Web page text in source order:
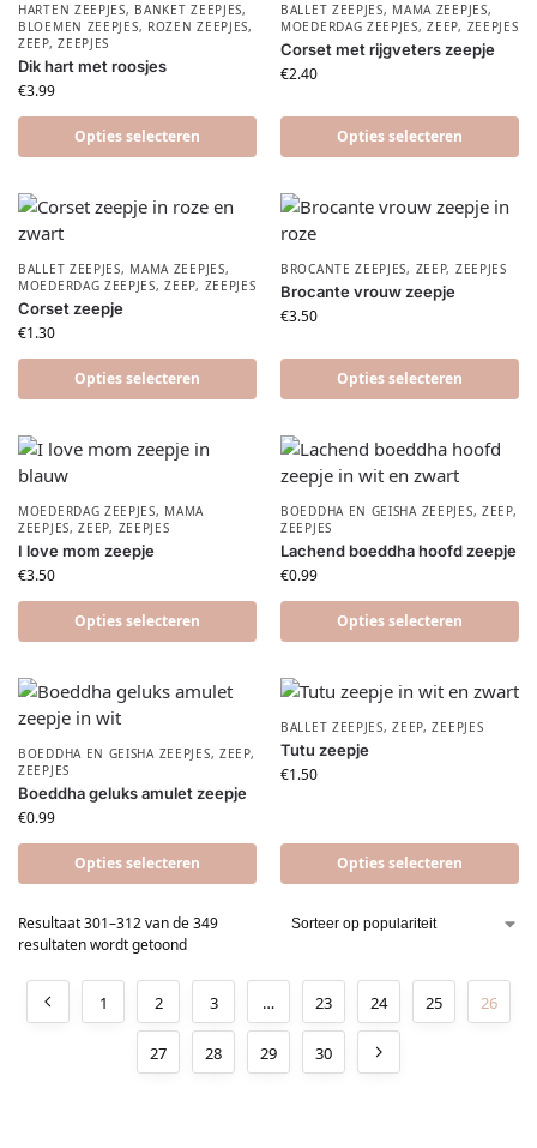
HARTEN ZEEPJES, BANKET ZEEPJES,
BLOEMEN ZEEPJES, ROZEN ZEEPJES,
ZEEP,ZEEPJES
Dik hart met roosjes
€3.99
Opties selecteren
BALLET ZEEPJES, MAMA ZEEPJES,
MOEDERDAG ZEEPJES,ZEEP, ZEEPJES
Corset met rijgveters zeepje
€2.40
Opties selecteren
BALLET ZEEPJES, MAMA ZEEPJES,
MOEDERDAG ZEEPJES,ZEEP, ZEEPJES
Corset zeepje
€1.30
Opties selecteren
BROCANTE ZEEPJES, ZEEP, ZEEPJES
Brocante vrouw zeepje
€3.50
Opties selecteren
MOEDERDAG ZEEPJES, MAMA
ZEEPJES,ZEEP, ZEEPJES
I love mom zeepje
€3.50
Opties selecteren
BOEDDHA EN GEISHA ZEEPJES, ZEEP,
ZEEPJES
Lachend boeddha hoofd zeepje
€0.99
Opties selecteren
BOEDDHA EN GEISHA ZEEPJES, ZEEP,
ZEEPJES
Boeddha geluks amulet zeepje
€0.99
Opties selecteren
BALLET ZEEPJES,ZEEP,ZEEPJES
Tutu zeepje
€1.50
Opties selecteren
Resultaat 301–312 van de 349
resultaten wordt getoond
1 2 3 … 23 24 25 26
27 28 29 30